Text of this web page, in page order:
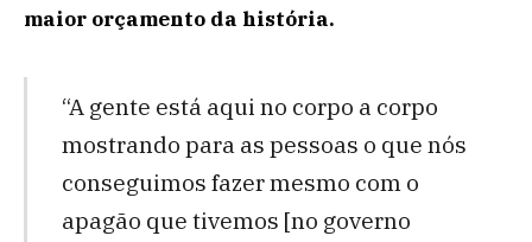
maior orçamento da história.
“A gente está aqui no corpo a corpo
mostrando para as pessoas o que nós
conseguimos fazer mesmo com o
apagão que tivemos [no governo